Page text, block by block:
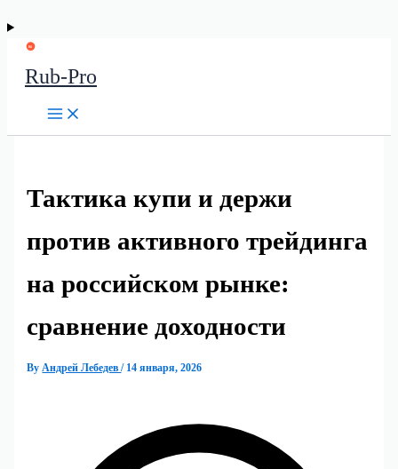
Rub-Pro
Тактика купи и держи
против активного трейдинга
на российском рынке:
сравнение доходности
ByАндрей Лебедев/ 14 января, 2026